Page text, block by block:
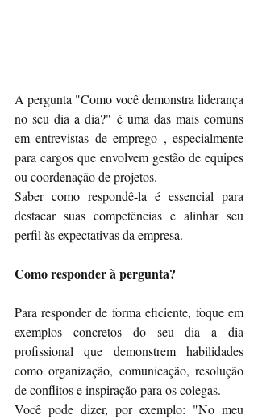
A pergunta "Como você demonstra liderança
no seu dia a dia?" é uma das mais comuns
em entrevistas de emprego , especialmente
para cargos que envolvem gestão de equipes
ou coordenação de projetos.
Saber como respondê-la é essencial para
destacar suas competências e alinhar seu
perfil às expectativas da empresa.
Como responder à pergunta?
Para responder de forma eficiente, foque em
exemplos concretos do seu dia a dia
profissional que demonstrem habilidades
como organização, comunicação, resolução
de conflitos e inspiração para os colegas.
Você pode dizer, por exemplo: "No meu